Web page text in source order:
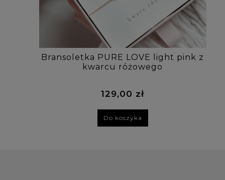
Bransoletka PURE LOVE light pink z
kwarcu różowego
129,00 zł
Do koszyka